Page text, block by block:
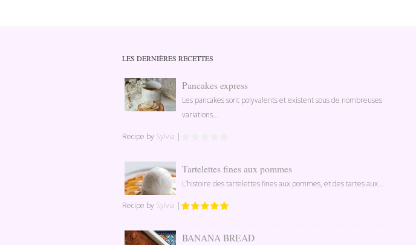
LES DERNIÈRES RECETTES
Pancakes express
Les pancakes sont polyvalents et existent sous de nombreuses
variations...
Recipe by Sylvia |
Tartelettes fines aux pommes
L’histoire des tartelettes fines aux pommes, et des tartes aux...
Recipe by Sylvia |
BANANA BREAD